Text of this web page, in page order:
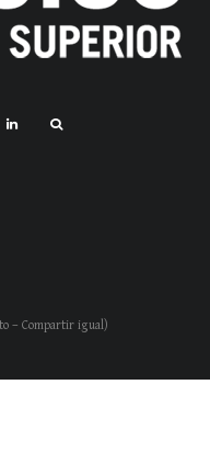
– Compartir igual)